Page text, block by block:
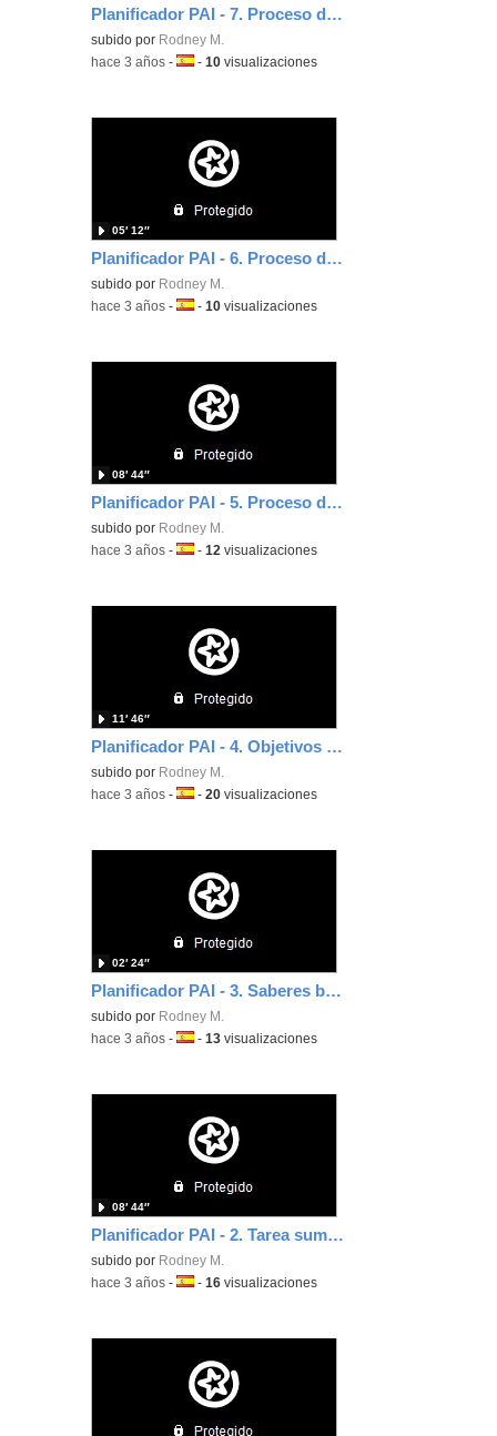
Planificador PAI - 7. Proceso de aprendizaje. Diferenciación
subido por Rodney M.
-hace 3 años -Idioma:
-10 visualizaciones
Planificador PAI - 6. Proceso de aprendizaje. Evaluación Formativa
subido por Rodney M.
05′ 12″
-hace 3 años -Idioma:
-10 visualizaciones
Planificador PAI - 5. Proceso de aprendizaje. Estrategias
subido por Rodney M.
08′ 44″
-hace 3 años -Idioma:
-12 visualizaciones
Planificador PAI - 4. Objetivos específicos y criterios de evaluación
subido por Rodney M.
11′ 46″
-hace 3 años -Idioma:
-20 visualizaciones
Planificador PAI - 3. Saberes básicos (o contenidos)
subido por Rodney M.
02′ 24″
-hace 3 años -Idioma:
-13 visualizaciones
Planificador PAI - 2. Tarea sumativa. Método GRASPS
subido por Rodney M.
08′ 44″
-hace 3 años -Idioma:
-16 visualizaciones